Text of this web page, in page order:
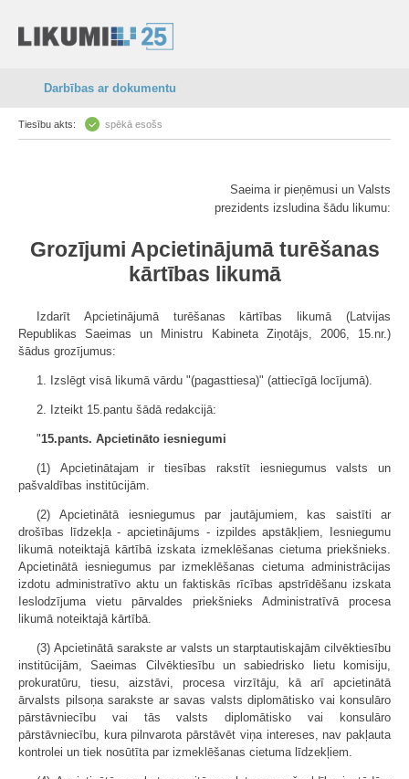
Darbības ar dokumentu
Tiesību akts: spēkā esošs
Saeima ir pieņēmusi un Valsts
prezidents izsludina šādu likumu:
Grozījumi Apcietinājumā turēšanas
kārtības likumā
Izdarīt Apcietinājumā turēšanas kārtības likumā (Latvijas
Republikas Saeimas un Ministru Kabineta Ziņotājs, 2006, 15.nr.)
šādus grozījumus:
1. Izslēgt visā likumā vārdu "(pagasttiesa)" (attiecīgā locījumā).
2. Izteikt 15.pantu šādā redakcijā:
"15.pants. Apcietināto iesniegumi
(1) Apcietinātajam ir tiesības rakstīt iesniegumus valsts un
pašvaldības institūcijām.
(2) Apcietinātā iesniegumus par jautājumiem, kas saistīti ar
drošības līdzekļa - apcietinājums - izpildes apstākļiem, Iesniegumu
likumā noteiktajā kārtībā izskata izmeklēšanas cietuma priekšnieks.
Apcietinātā iesniegumus par izmeklēšanas cietuma administrācijas
izdotu administratīvo aktu un faktiskās rīcības apstrīdēšanu izskata
Ieslodzījuma vietu pārvaldes priekšnieks Administratīvā procesa
likumā noteiktajā kārtībā.
(3) Apcietinātā sarakste ar valsts un starptautiskajām cilvēktiesību
institūcijām, Saeimas Cilvēktiesību un sabiedrisko lietu komisiju,
prokuratūru, tiesu, aizstāvi, procesa virzītāju, kā arī apcietinātā
ārvalsts pilsoņa sarakste ar savas valsts diplomātisko vai konsulāro
pārstāvniecību vai tās valsts diplomātisko vai konsulāro
pārstāvniecību, kura pilnvarota pārstāvēt viņa intereses, nav pakļauta
kontrolei un tiek nosūtīta par izmeklēšanas cietuma līdzekļiem.